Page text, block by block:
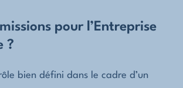
pour l’Entreprise
?
bien défini dans le cadre d’un